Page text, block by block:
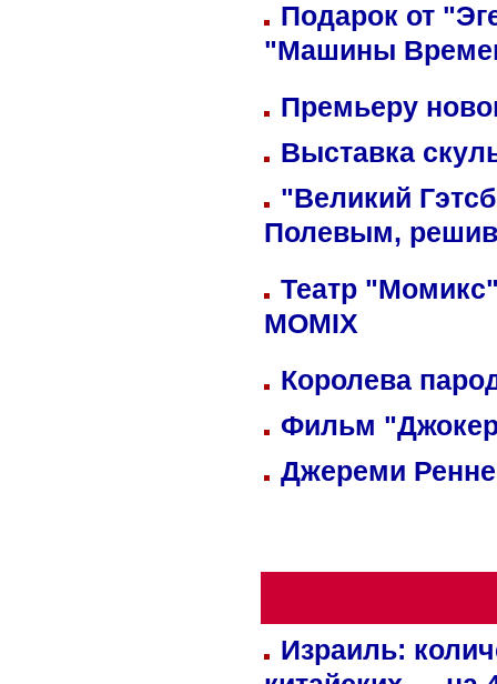
Подарок от
"Машины
Премьеру
Выставка
"Великий
Полевым,
Театр
MOMIX
Королева
Фильм
Джереми
Израиль: